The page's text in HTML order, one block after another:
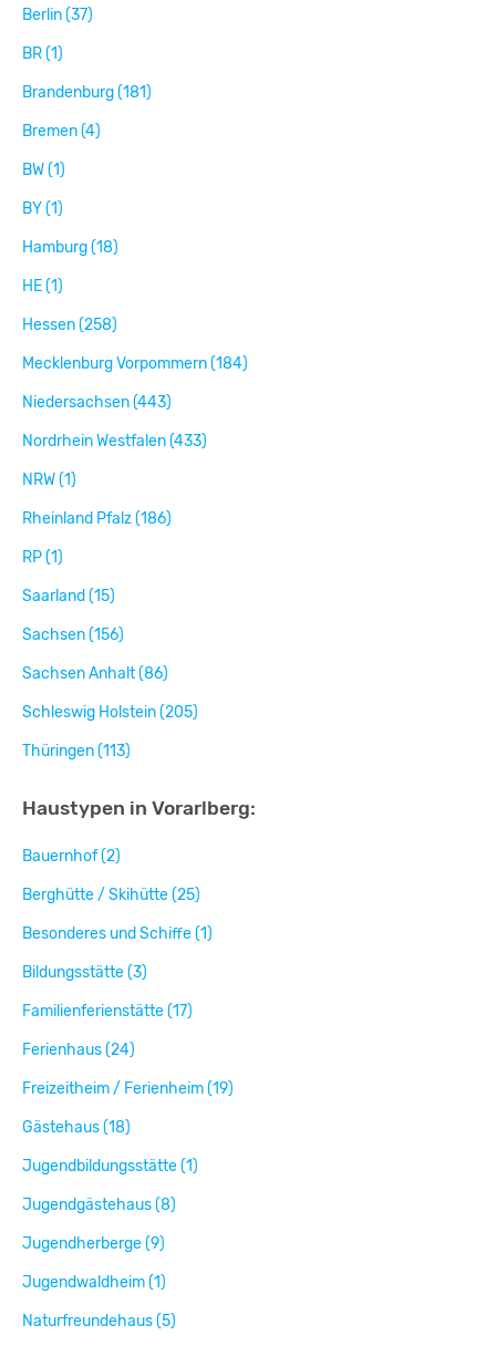
Berlin (37)
BR (1)
Brandenburg (181)
Bremen (4)
BW (1)
BY (1)
Hamburg (18)
HE (1)
Hessen (258)
Mecklenburg Vorpommern (184)
Niedersachsen (443)
Nordrhein Westfalen (433)
NRW (1)
Rheinland Pfalz (186)
RP (1)
Saarland (15)
Sachsen (156)
Sachsen Anhalt (86)
Schleswig Holstein (205)
Thüringen (113)
Haustypen in Vorarlberg:
Bauernhof (2)
Berghütte / Skihütte (25)
Besonderes und Schiffe (1)
Bildungsstätte (3)
Familienferienstätte (17)
Ferienhaus (24)
Freizeitheim / Ferienheim (19)
Gästehaus (18)
Jugendbildungsstätte (1)
Jugendgästehaus (8)
Jugendherberge (9)
Jugendwaldheim (1)
Naturfreundehaus (5)